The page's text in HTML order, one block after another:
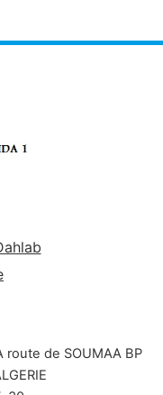
route de SOUMAA BP